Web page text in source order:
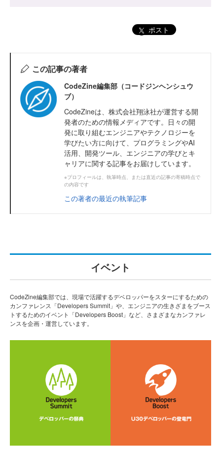
ポスト
この記事の著者
CodeZine編集部（コードジンヘンシュウ
ブ）
CodeZineは、株式会社翔泳社が運営する開
発者のための情報メディアです。日々の開
発に取り組むエンジニアやテクノロジーを
学びたい方に向けて、プログラミングやAI
活用、開発ツール、エンジニアの学びとキ
ャリアに関する記事をお届けしています。
※プロフィールは、執筆時点、または直近の記事の寄稿時点で
の内容です
この著者の最近の執筆記事
イベント
CodeZine編集部では、現場で活躍するデベロッパーをスターにするための
カンファレンス「Developers Summit」や、エンジニアの生きざまをブース
トするためのイベント「Developers Boost」など、さまざまなカンファレ
ンスを企画・運営しています。